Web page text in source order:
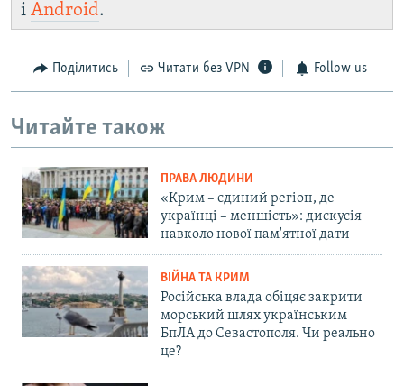
і Android.
Поділитись Читати без VPN Follow us
Читайте також
ПРАВА ЛЮДИНИ
«Крим – єдиний регіон, де
українці – меншість»: дискусія
навколо нової пам'ятної дати
ВІЙНА ТА КРИМ
Російська влада обіцяє закрити
морський шлях українським
БпЛА до Севастополя. Чи реально
це?